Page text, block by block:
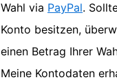
Wahl via PayPal.
Konto besitzen,
einen Betrag Ihrer
Meine Kontodaten